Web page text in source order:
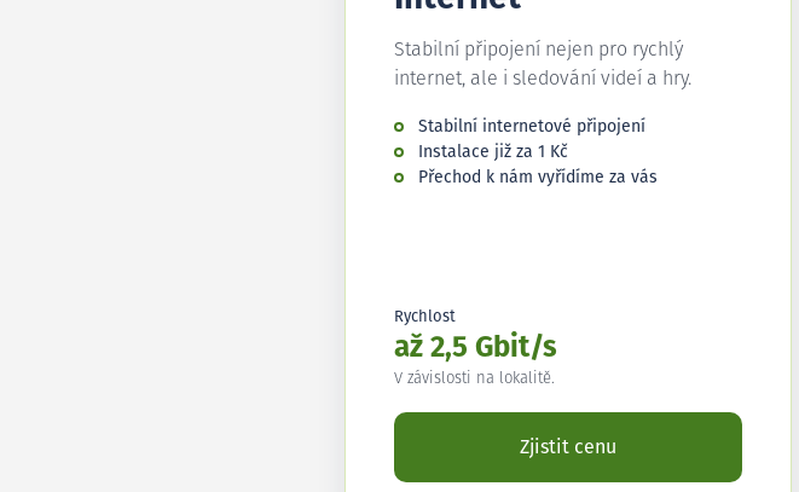
Stabilní připojení nejen pro rychlý
internet, ale i sledování videí a hry.
Stabilní internetové připojení
Instalace již za 1 Kč
Přechod k nám vyřídíme za vás
Rychlost
až 2,5 Gbit/s
V závislosti na lokalitě.
Zjistit cenu